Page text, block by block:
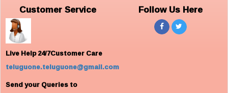
Customer Service
Live Help 24/7Customer Care
teluguone.teluguone@gmail.com
Send your Queries to
Follow Us Here